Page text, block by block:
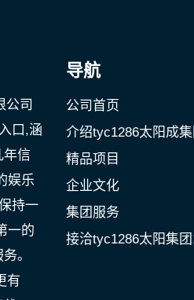
公司
口,涵
年信
娱乐
持一
一的
。
有
导航
公司首页
介绍tyc1286太阳成集
精品项目
企业文化
集团服务
接洽tyc1286太阳集